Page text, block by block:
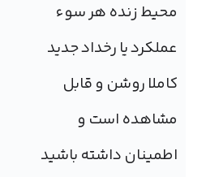
محیط زنده هر سوء
عملکرد یا رخداد جدید
کاملا روشن و قابل
مشاهده است و
اطمینان داشته باشید